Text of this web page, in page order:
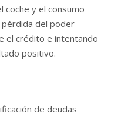
coche y el consumo
del poder
el crédito e intentando
positivo.